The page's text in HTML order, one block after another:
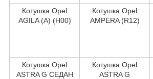
Котушка Opel
AGILA (A) (H00)
Котушка Opel
AMPERA (R12)
Котушка Opel
ASTRA G СЕДАН
Котушка Opel
ASTRA G